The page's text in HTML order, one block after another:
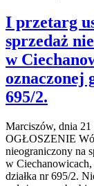
I przetarg
sprzedaż
w
oznaczonej
695/2.
Marciszów, dnia
OGŁOSZENIE
nieograniczony na
w
działka nr 695/2.